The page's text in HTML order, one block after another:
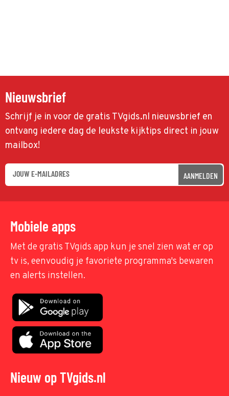
Nieuwsbrief
Schrijf je in voor de gratis TVgids.nl nieuwsbrief en
ontvang iedere dag de leukste kijktips direct in jouw
mailbox!
AANMELDEN
Mobiele apps
Met de gratis TVgids app kun je snel zien wat er op
tv is, eenvoudig je favoriete programma's bewaren
en alerts instellen.
Nieuw op TVgids.nl